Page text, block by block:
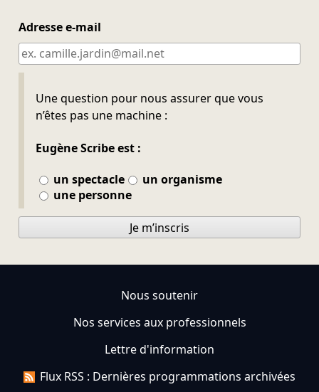
Adresse e-mail
Une question pour nous assurer que vous
n’êtes pas une machine :
Eugène Scribe est :
un spectacle
un organisme
une personne
Ne pas remplir
Je m’inscris
Nous soutenir
Nos services aux professionnels
Lettre d'information
Flux RSS : Dernières programmations archivées